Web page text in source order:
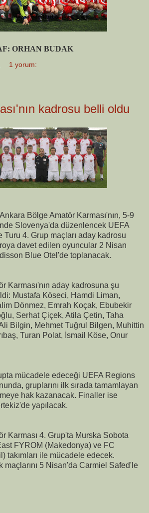
ORHAN BUDAK
1 yorum:
kadrosu belli oldu
Bölge Amatör Karması'nın, 5-9
Slovenya'da düzenlencek UEFA
4. Grup maçları aday kadrosu
davet edilen oyuncular 2 Nisan
Blue Otel'de toplanacak.
Karması'nın aday kadrosuna şu
Mustafa Köseci, Hamdi Liman,
Dönmez, Emrah Koçak, Ebubekir
Serhat Çiçek, Atila Çetin, Taha
Bilgin, Mehmet Tuğrul Bilgen, Muhittin
Turan Polat, İsmail Köse, Onur
mücadele edeceği UEFA Regions
gruplarını ilk sırada tamamlayan
hak kazanacak. Finaller ise
yapılacak.
Karması 4. Grup'ta Murska Sobota
FYROM (Makedonya) ve FC
takımları ile mücadele edecek.
maçlarını 5 Nisan'da Carmiel Safed'le